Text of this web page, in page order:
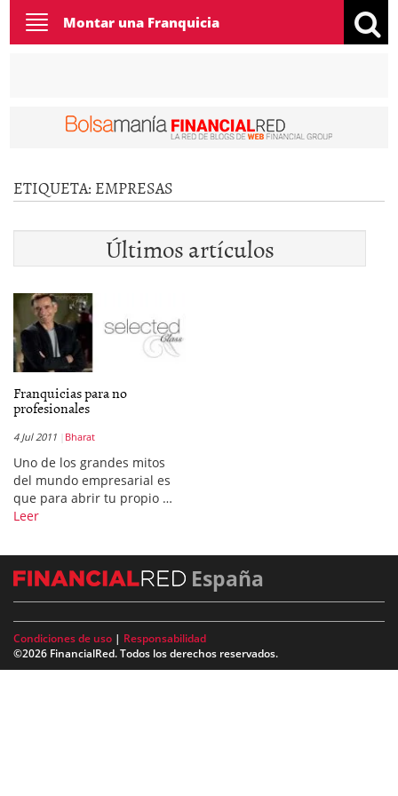
Toggle
navigation
Montar una Franquicia
ETIQUETA: EMPRESAS
Últimos artículos
Franquicias para no
profesionales
4 Jul 2011 Bharat
Uno de los grandes mitos
del mundo empresarial es
que para abrir tu propio …
Leer
España
Condiciones de uso | Responsabilidad
©2026 FinancialRed. Todos los derechos reservados.